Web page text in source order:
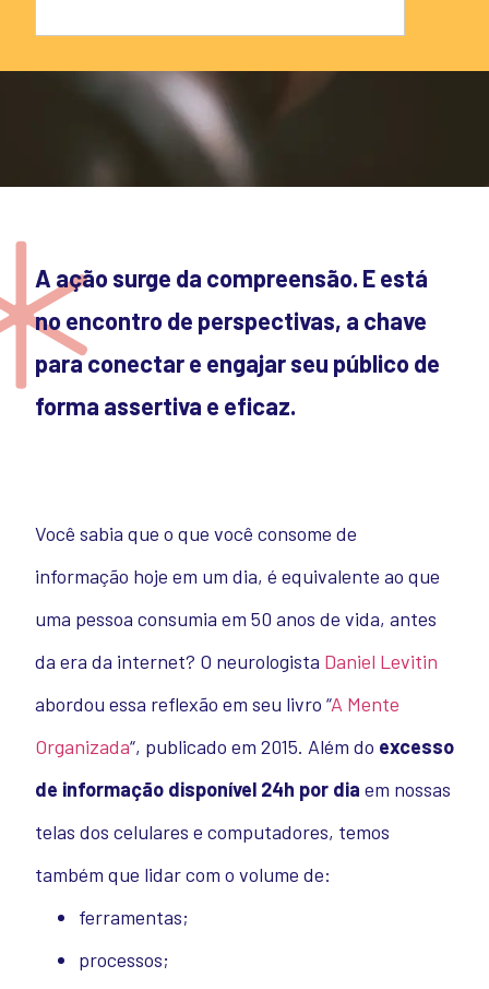
A ação surge da compreensão. E está
no encontro de perspectivas, a chave
para conectar e engajar seu público de
forma assertiva e eficaz.
Você sabia que o que você consome de
informação hoje em um dia, é equivalente ao que
uma pessoa consumia em 50 anos de vida, antes
da era da internet? O neurologista Daniel Levitin
abordou essa reflexão em seu livro “A Mente
Organizada“, publicado em 2015. Além do excesso
de informação disponível 24h por dia em nossas
telas dos celulares e computadores, temos
também que lidar com o volume de:
ferramentas;
processos;